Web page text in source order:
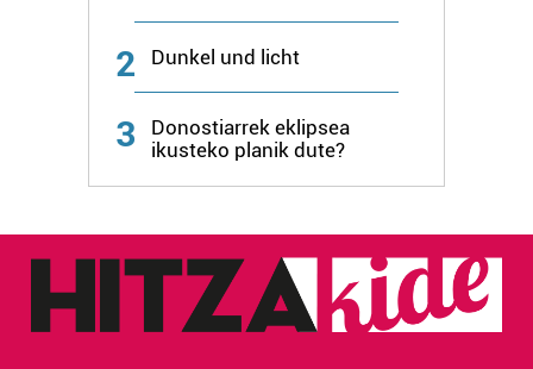
Bazkide batzuek ez dizute baimenik eskatzen, eta beren
interes komertzial legitimoetan babesten dira. Ikusi gure
bazkideen zerrenda, beren ustez zein helburutarako
dezakezun ikusteko.
datuen atalean. Edozein unetan alda edo ken dezakezu
zure baimena Cookieen adierazpenean.
Webgune honek cookie propioak eta hirugarrenen cookie-
2 Dunkel und licht
3
Donostiarrek eklipsea
ikusteko planik dute?